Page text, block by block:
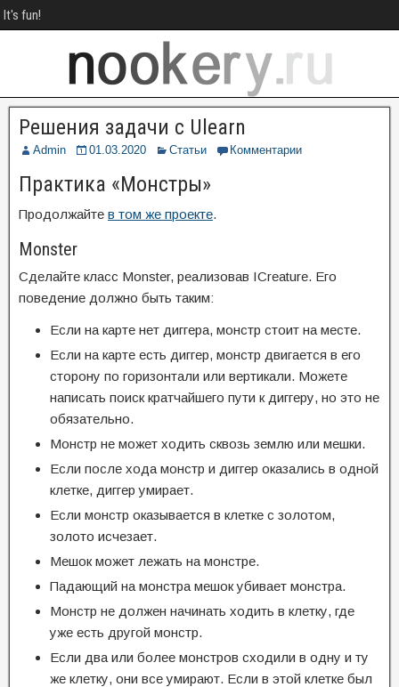
It's fun!
Решения задачи с Ulearn
Admin 01.03.2020 Статьи Комментарии
Практика «Монстры»
Продолжайте в том же проекте.
Monster
Сделайте класс Monster, реализовав ICreature. Его
поведение должно быть таким:
Если на карте нет диггера, монстр стоит на месте.
Если на карте есть диггер, монстр двигается в его
сторону по горизонтали или вертикали. Можете
написать поиск кратчайшего пути к диггеру, но это не
обязательно.
Монстр не может ходить сквозь землю или мешки.
Если после хода монстр и диггер оказались в одной
клетке, диггер умирает.
Если монстр оказывается в клетке с золотом,
золото исчезает.
Мешок может лежать на монстре.
Падающий на монстра мешок убивает монстра.
Монстр не должен начинать ходить в клетку, где
уже есть другой монстр.
Если два или более монстров сходили в одну и ту
же клетку, они все умирают. Если в этой клетке был